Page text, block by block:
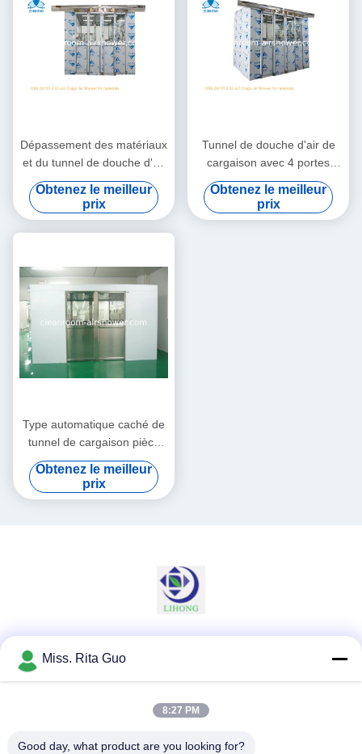
Dépassement des matériaux
et du tunnel de douche d'air
de cargaison de
marchandises avec 4 portes
coulissantes automatiques
de feuille
Obtenez le meilleur
prix
Tunnel de douche d'air de
cargaison avec 4 portes
coulissantes automatiques
de feuille
Obtenez le meilleur
prix
Type automatique caché de
tunnel de cargaison pièce
propre de douche d'air avec
les portes coulissantes de
double feuille
Obtenez le meilleur
prix
Les réseaux sociaux
Miss. Rita Guo
8:27 PM
Good day, what product are you looking for?